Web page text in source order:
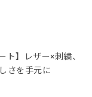
ト】レザー×刺繍、
さを手元に